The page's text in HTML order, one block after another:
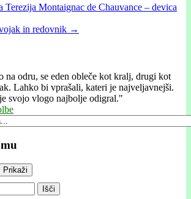
Montaignac de Chauvance – devica
in redovnik →
na odru, se eden obleče kot kralj, drugi kot
Lahko bi vprašali, kateri je najveljavnejši.
svojo vlogo najbolje odigral."
Prikaži